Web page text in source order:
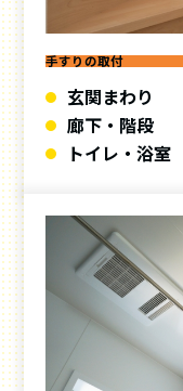
手すりの取付
玄関まわり
廊下・階段
トイレ・浴室